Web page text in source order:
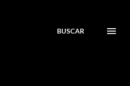
BUSCAR